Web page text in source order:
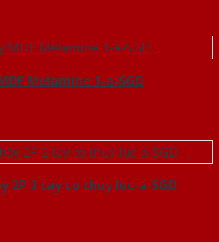
Melamine 1-a-SGD
2P 2 tay co thuy luc-a-SGD